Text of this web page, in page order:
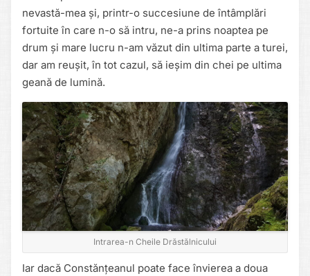
nevastă-mea și, printr-o succesiune de întâmplări
fortuite în care n-o să intru, ne-a prins noaptea pe
drum și mare lucru n-am văzut din ultima parte a turei,
dar am reușit, în tot cazul, să ieșim din chei pe ultima
geană de lumină.
Intrarea-n Cheile Drăstălnicului
Iar dacă Constănțeanul poate face învierea a doua